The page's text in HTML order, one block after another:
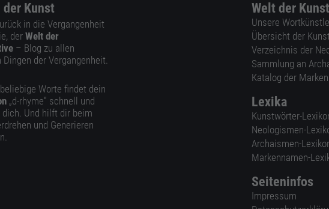
der Kunst
in die Vergangenheit
der Welt der
– Blog zu allen
der Vergangenheit.
Worte findet dein
„d-rhyme” schnell und
Und hilft dir beim
und Generieren
Welt der
Unsere
Übersicht der
Verzeichnis der
Sammlung an
Katalog der
Lexika
Kunstwörter-
Neologismen-
Archaismen-
Markennamen-
Seiteninfos
Impressum